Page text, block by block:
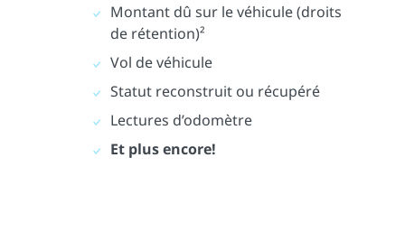
Montant dû sur le véhicule (droits
de rétention)²
Vol de véhicule
Statut reconstruit ou récupéré
Lectures d’odomètre
Et plus encore!